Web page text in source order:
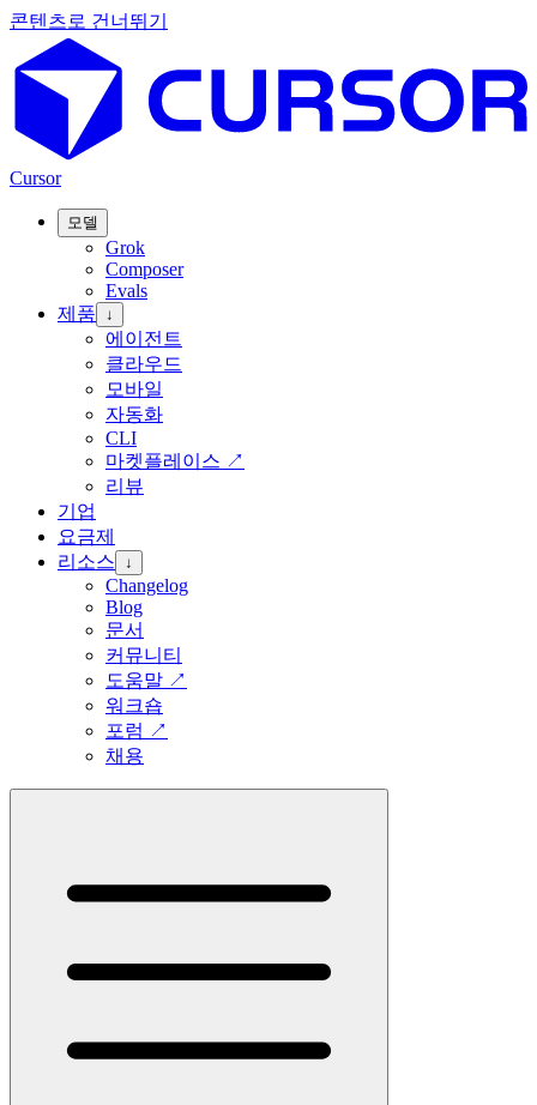
콘텐츠로 건너뛰기
Cursor
모델
Grok
Composer
Evals
제품
↓
에이전트
클라우드
모바일
자동화
CLI
마켓플레이스 ↗
리뷰
기업
요금제
리소스
↓
Changelog
Blog
문서
커뮤니티
도움말 ↗
워크숍
포럼 ↗
채용